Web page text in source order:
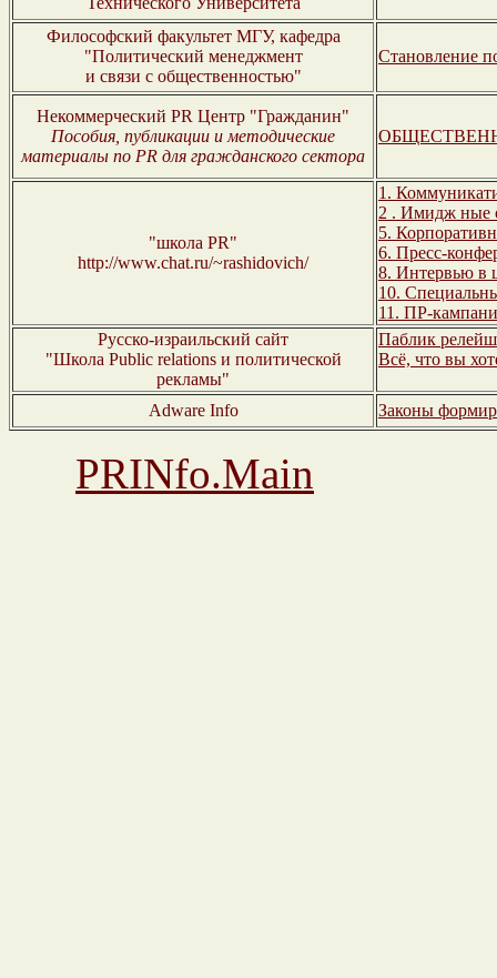
Философский факультет МГУ, кафедра
"Политический менеджмент
и связи с общественностью"
Становление
Некоммерческий PR Центр "Гражданин"
Пособия, публикации и методические
материалы по PR для гражданского сектора
"школа PR"
http://www.chat.ru/~rashidovich/
1.
2 . Имидж ные
5.
6. Пресс-
8. Интервью в
10.
11. ПР-
Русско-израильский сайт
"Школа Public relations и политической
рекламы"
Паблик
Всё, что вы
Adware Info Законы
PRINfo.Main